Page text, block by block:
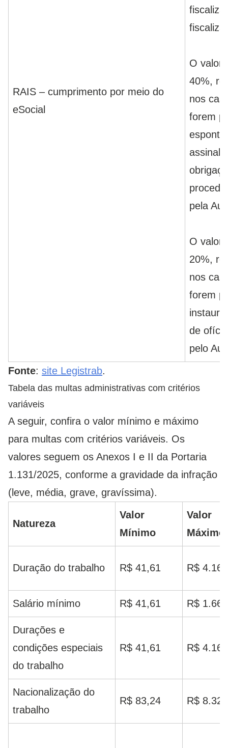
RAIS – cumprimento por meio do
eSocial
O valor
40%,
nos
forem
pela
O valor
20%,
nos
forem
de
pelo
Fonte: site Legistrab.
Tabela das multas administrativas com critérios
variáveis
A seguir, confira o valor mínimo e máximo
para multas com critérios variáveis. Os
valores seguem os Anexos I e II da Portaria
1.131/2025, conforme a gravidade da infração
(leve, média, grave, gravíssima).
Natureza
Valor
Mínimo
Valor
Máximo
Duração do trabalho R$ 41,61 R$
Salário mínimo R$ 41,61 R$
Durações e
condições especiais
do trabalho
R$ 41,61 R$
Nacionalização do
trabalho
R$ 83,24 R$